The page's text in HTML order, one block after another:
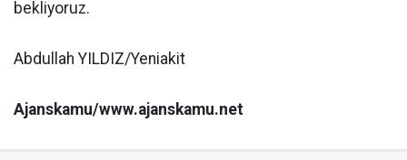
bekliyoruz.
Abdullah YILDIZ/Yeniakit
Ajanskamu/www.ajanskamu.net